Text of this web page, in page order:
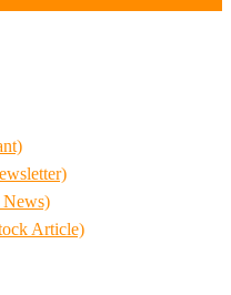
Article)